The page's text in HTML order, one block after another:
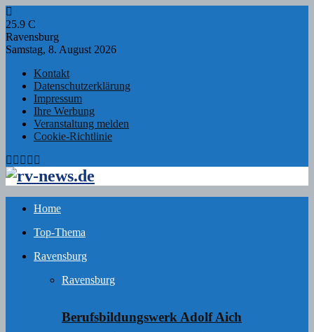
25.9 C
Ravensburg
Samstag, 8. August 2026
Kontakt
Datenschutzerklärung
Impressum
Ihre Werbung
Veranstaltung melden
Cookie-Richtlinie
Facebook
Twitter
Instagram
Email
Home
Top-Thema
Ravensburg
Ravensburg
Berufsbildungswerk Adolf Aich